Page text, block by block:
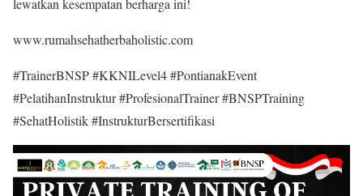
lewatkan kesempatan berharga ini!
www.rumahsehatherbaholistic.com
#TrainerBNSP #KKNILevel4 #PontianakEvent
#PelatihanInstruktur #ProfesionalTrainer #BNSPTraining
#SehatHolistik #InstrukturBersertifikasi